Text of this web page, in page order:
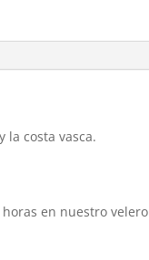
la costa vasca.
en nuestro velero